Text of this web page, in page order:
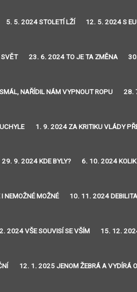
5. 5. 2024 STOLETÍ LŽÍ 12. 5. 2024 S
23. 6. 2024 TO JE TA ZMĚNA
NAŘÍDIL NÁM VYPNOUT ROPU 28.
1. 9. 2024 ZA KRITIKU VLÁDY
29. 9. 2024 KDE BYLY? 6. 10. 2024 KOLIK
MOŽNÉ 10. 11. 2024
2024 VŠE SOUVISÍ SE VŠÍM 15. 12.
12. 1. 2025 JENOM ŽEBRÁ A VYDÍRÁ